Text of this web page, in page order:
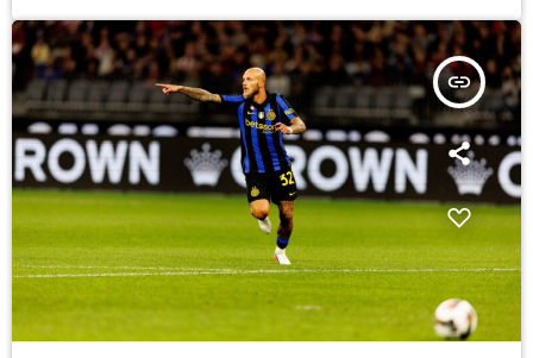
insert_link